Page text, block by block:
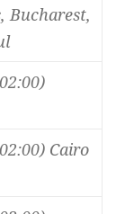
Bucharest,
Cairo